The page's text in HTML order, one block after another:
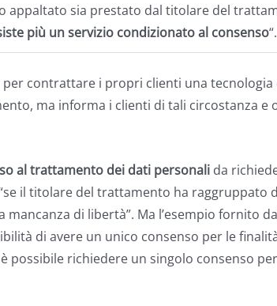
appaltato sia prestato dal titolare del
più un servizio condizionato al consenso“.
contrattare i propri clienti una
ma informa i clienti di tali circostanza
al trattamento dei dati personali da
il titolare del trattamento ha
mancanza di libertà”. Ma l’esempio fornito
di avere un unico consenso per le
richiedere un singolo consenso